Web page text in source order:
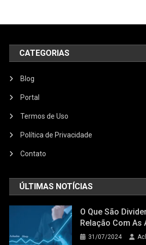
CATEGORIAS
Blog
Portal
Termos de Uso
Política de Privacidade
Contato
ÚLTIMAS NOTÍCIAS
O Que São
Relação Com As
31/07/2024